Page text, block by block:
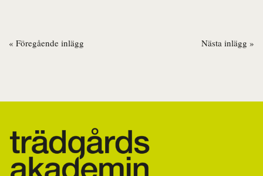
« Föregående inlägg Nästa inlägg »